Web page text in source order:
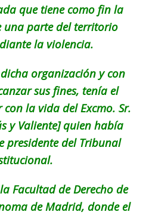
que tiene como fin la
una parte del territorio
la violencia.
organización y con
sus fines, tenía el
la vida del Excmo. Sr.
y Valiente] quien había
presidente del Tribunal
Facultad de Derecho de
de Madrid, donde el